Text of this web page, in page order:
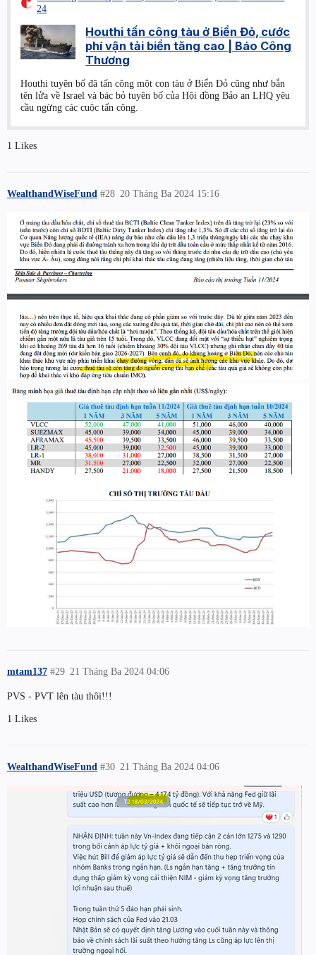
24
Houthi tấn công tàu ở Biển Đỏ, cước
phí vận tải biển tăng cao | Báo Công
Thương
Houthi tuyên bố đã tấn công một con tàu ở Biển Đỏ cũng như bắn
tên lửa về Israel và bác bỏ tuyên bố của Hội đồng Bảo an LHQ yêu
cầu ngừng các cuộc tấn công.
1 Likes
WealthandWiseFund 20 Tháng Ba 2024 15:16
#28
mtam137 21 Tháng Ba 2024 04:06
#29
PVS - PVT lên tàu thôi!!!
1 Likes
WealthandWiseFund 21 Tháng Ba 2024 04:06
#30